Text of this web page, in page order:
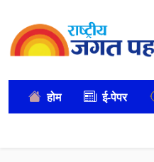
होम ई-पेपर